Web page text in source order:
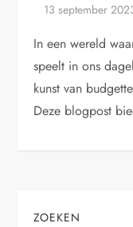
In een wereld
speelt in ons
kunst van
Deze blogpost
ZOEKEN